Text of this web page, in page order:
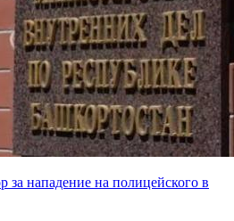
нападение на полицейского в